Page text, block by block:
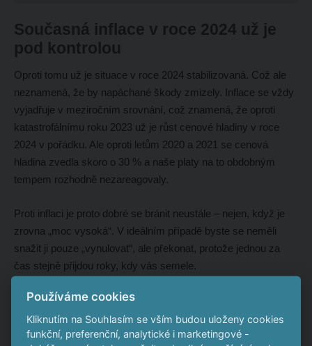
Současná inflace v roce 2024 už je
pod kontrolou
Oproti tomu už je situace v roce 2024 stabilizovaná. Což ale
neznamená, že by napáchané škody zmizely. Inflace se vždy
vyjadřuje v meziročním srovnání, což znamená, že oproti
katastrofálnímu roku 2023 už je růst cenové hladiny v roce
2024 v pořádku. Ale oproti letům 2020 a 2021 se cenová
hladina zvedla skoro o 30 % a naše platy na to obdobným
tempem rozhodně nezareagovaly.
Proti inflaci je proto dobré se bránit neustále – nejen, když je
zrovna „moc vysoká“. V ideálním případě byste se neměli
snažit ji pouze „vynulovat“, ale překonat, protože jednou za
čas stejně přijdou roky, kdy vás semele.
Úroky na spořicích účtech, termínovaných vkladech, ale i
státních dluhopisech se současnou inflací vždycky úzce
souvisí. Nelze tedy předpokládat, že když bude inflace v roce
Používáme cookies
Kliknutím na Souhlasím se vším budou uloženy cookies
funkční, preferenční, analytické i marketingové -